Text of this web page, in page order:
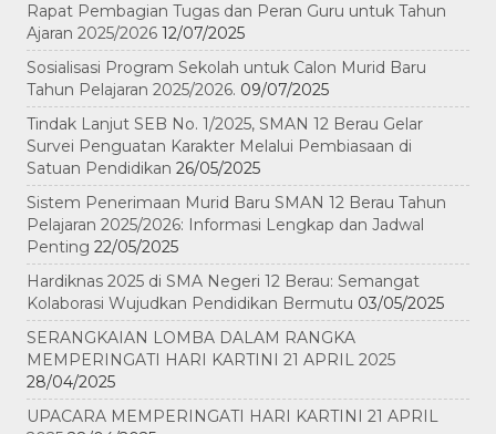
Rapat Pembagian Tugas dan Peran Guru untuk Tahun
Ajaran 2025/2026 12/07/2025
Sosialisasi Program Sekolah untuk Calon Murid Baru
Tahun Pelajaran 2025/2026. 09/07/2025
Tindak Lanjut SEB No. 1/2025, SMAN 12 Berau Gelar
Survei Penguatan Karakter Melalui Pembiasaan di
Satuan Pendidikan 26/05/2025
Sistem Penerimaan Murid Baru SMAN 12 Berau Tahun
Pelajaran 2025/2026: Informasi Lengkap dan Jadwal
Penting 22/05/2025
Hardiknas 2025 di SMA Negeri 12 Berau: Semangat
Kolaborasi Wujudkan Pendidikan Bermutu 03/05/2025
SERANGKAIAN LOMBA DALAM RANGKA
MEMPERINGATI HARI KARTINI 21 APRIL 2025
28/04/2025
UPACARA MEMPERINGATI HARI KARTINI 21 APRIL